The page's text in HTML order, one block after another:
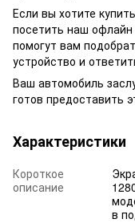
Если вы хотите
посетить наш
помогут вам
устройство и
Ваш автомобиль
готов предоставить
Характеристики
Короткое
описание
в